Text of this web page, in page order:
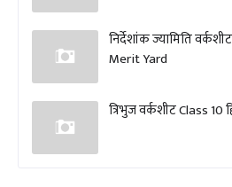
निर्देशांक ज्यामिति
Merit Yard
त्रिभुज वर्कशीट Class